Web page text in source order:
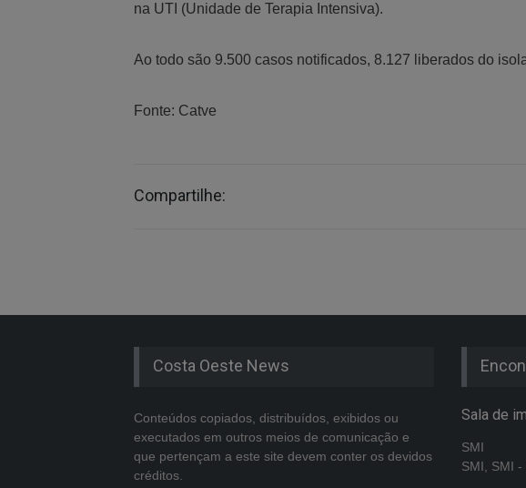
na UTI (Unidade de Terapia Intensiva).
Ao todo são 9.500 casos notificados, 8.127 liberados do
Fonte: Catve
Compartilhe:
Costa Oeste News
Conteúdos copiados, distribuídos, exibidos ou
executados em outros meios de comunicação e
que pertençam a este site devem conter os devidos
créditos.
Sala de
SMI
SMI, SMI